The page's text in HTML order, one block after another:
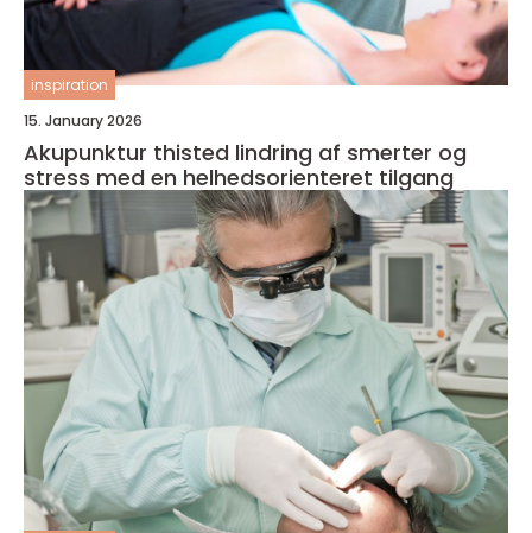
inspiration
15. January 2026
Akupunktur thisted lindring af smerter og
stress med en helhedsorienteret tilgang